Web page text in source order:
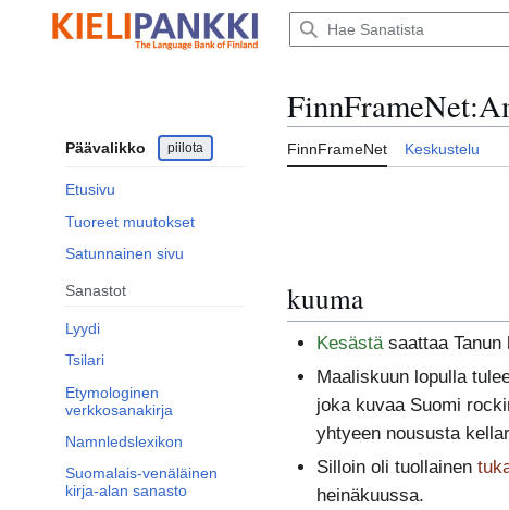
sisältöön
Päävalikko piilota
Etusivu
Tuoreet muutokset
Satunnainen sivu
Sanastot
Lyydi
Tsilari
Etymologinen
verkkosanakirja
Namnledslexikon
Suomalais-venäläinen
kirja-alan sanasto
FinnFrameNet:
FinnFrameNet Keskustelu
kuuma
Kesästäsaattaa Tanun
Maaliskuun lopulla
joka kuvaa Suomi
yhtyeen noususta
Silloin oli tuollainen
heinäkuussa.